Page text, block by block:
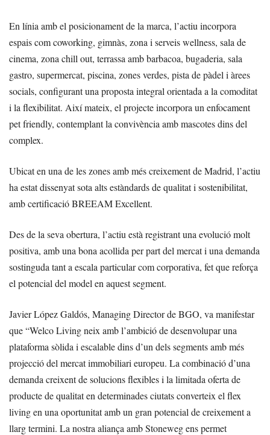
En línia amb el posicionament de la marca, l’actiu incorpora
espais com coworking, gimnàs, zona i serveis wellness, sala de
cinema, zona chill out, terrassa amb barbacoa, bugaderia, sala
gastro, supermercat, piscina, zones verdes, pista de pàdel i àrees
socials, configurant una proposta integral orientada a la comoditat
i la flexibilitat. Així mateix, el projecte incorpora un enfocament
pet friendly, contemplant la convivència amb mascotes dins del
complex.
Ubicat en una de les zones amb més creixement de Madrid, l’actiu
ha estat dissenyat sota alts estàndards de qualitat i sostenibilitat,
amb certificació BREEAM Excellent.
Des de la seva obertura, l’actiu està registrant una evolució molt
positiva, amb una bona acollida per part del mercat i una demanda
sostinguda tant a escala particular com corporativa, fet que reforça
el potencial del model en aquest segment.
Javier López Galdós, Managing Director de BGO, va manifestar
que “Welco Living neix amb l’ambició de desenvolupar una
plataforma sòlida i escalable dins d’un dels segments amb més
projecció del mercat immobiliari europeu. La combinació d’una
demanda creixent de solucions flexibles i la limitada oferta de
producte de qualitat en determinades ciutats converteix el flex
living en una oportunitat amb un gran potencial de creixement a
llarg termini. La nostra aliança amb Stoneweg ens permet